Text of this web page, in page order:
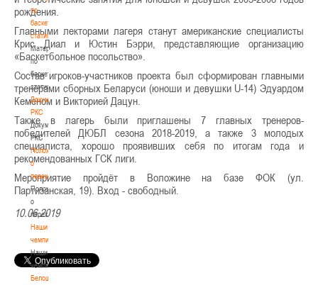
по
баскетбольной
статистике
Материалы
по
баскетбольной
статистике
Документы
РКС
Документы
РКС
Положение
о
переходах
Положение
о
переходах
Наши
чемпионы
Наши
чемпионы
Белошапко
рождения.
Главными лекторами лагеря станут американские специалисты
Крис Диал и Юстин Бэрри, представляющие организацию
«Баскетбольное посольство».
Состав игроков-участников проекта был сформирован главными
тренерами сборных Беларуси (юноши и девушки U-14) Эдуардом
Кеменом и Викторией Дацун.
Также в лагерь были приглашены 7 главных тренеров-
победителей ДЮБЛ сезона 2018-2019, а также 3 молодых
специалиста, хорошо проявивших себя по итогам года и
рекомендованных ГСК лиги.
Мероприятие пройдёт в Воложине на базе ФОК (ул.
Партизанская, 19). Вход - свободный.
10.06.2019